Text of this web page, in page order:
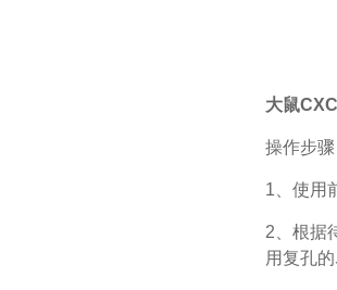
大鼠
操作步
1、 使用
2、根据
用复孔